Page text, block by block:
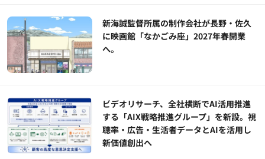
新海誠監督所属の制作会社が長野・佐久
に映画館「なかごみ座」2027年春開業
へ。
ビデオリサーチ、全社横断でAI活用推進
する「AIX戦略推進グループ」を新設。視
聴率・広告・生活者データとAIを活用し
新価値創出へ